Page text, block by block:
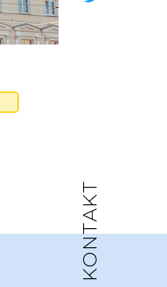
KONTAKT